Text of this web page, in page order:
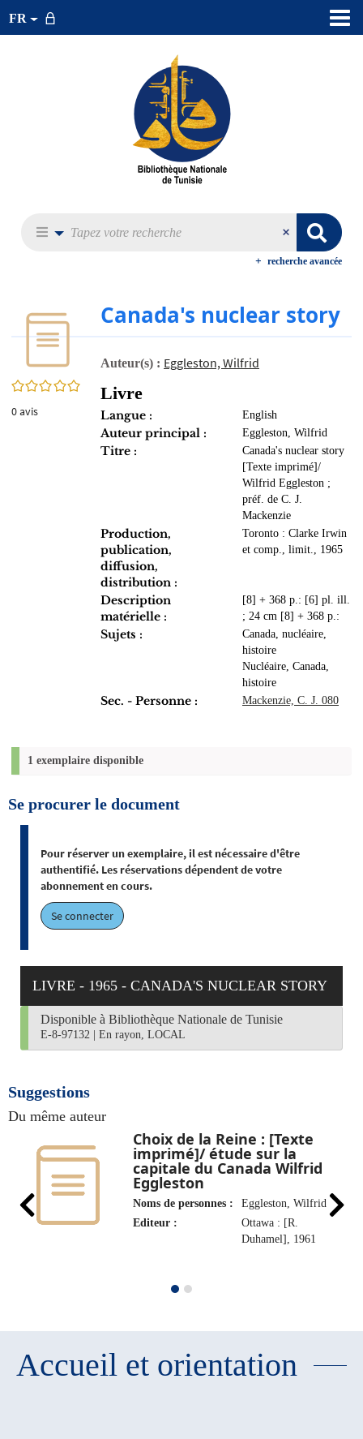
FR
recherche avancée
0/5
0avis
Canada's nuclear story
Auteur(s) : Eggleston, Wilfrid
Livre
Langue : English
Auteur principal : Eggleston, Wilfrid
Titre :
Canada's nuclear story
[Texte imprimé]/
Wilfrid Eggleston ;
préf. de C. J.
Mackenzie
Production,
publication,
diffusion,
distribution :
Toronto : Clarke Irwin
et comp., limit., 1965
Description
matérielle :
[8] + 368 p.: [6] pl. ill.
; 24 cm [8] + 368 p.:
Sujets :
Canada, nucléaire,
histoire
Nucléaire, Canada,
histoire
Sec. - Personne : Mackenzie, C. J. 080
1 exemplaire disponible
Se procurer le document
Pour réserver un exemplaire, il est nécessaire d'être
authentifié. Les réservations dépendent de votre
abonnement en cours.
Se connecter
LIVRE - 1965 - CANADA'S NUCLEAR STORY
Disponible à Bibliothèque Nationale de Tunisie
E-8-97132 En rayon, LOCAL
Suggestions
Du même auteur
Choix de la Reine : [Texte
imprimé]/ étude sur la
capitale du Canada Wilfrid
Eggleston
Noms de personnes :
Eggleston, Wilfrid
Editeur :
Ottawa : [R.
Duhamel], 1961
Accueil et orientation